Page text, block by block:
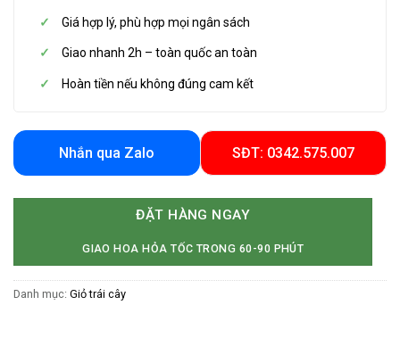
Giá hợp lý, phù hợp mọi ngân sách
Giao nhanh 2h – toàn quốc an toàn
Hoàn tiền nếu không đúng cam kết
Nhắn qua Zalo SĐT: 0342.575.007
ĐẶT HÀNG NGAY
GIAO HOA HỎA TỐC TRONG 60-90 PHÚT
Danh mục: Giỏ trái cây